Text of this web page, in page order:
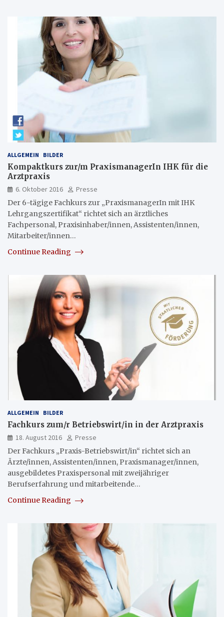
ALLGEMEIN BILDER
Kompaktkurs zur/m PraxismanagerIn IHK für die
Arztpraxis
6. Oktober 2016
Presse
Der 6-tägige Fachkurs zur „PraxismanagerIn mit IHK
Lehrgangszertifikat“ richtet sich an ärztliches
Fachpersonal, Praxisinhaber/innen, Assistenten/innen,
Mitarbeiter/innen…
Continue Reading
ALLGEMEIN BILDER
Fachkurs zum/r Betriebswirt/in in der Arztpraxis
18. August 2016
Presse
Der Fachkurs „Praxis-Betriebswirt/in“ richtet sich an
Ärzte/innen, Assistenten/innen, Praxismanager/innen,
ausgebildetes Praxispersonal mit zweijähriger
Berufserfahrung und mitarbeitende…
Continue Reading